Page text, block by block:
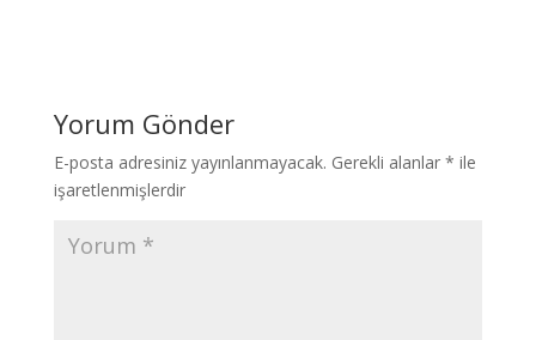
Yorum Gönder
E-posta adresiniz yayınlanmayacak. Gerekli alanlar * ile
işaretlenmişlerdir